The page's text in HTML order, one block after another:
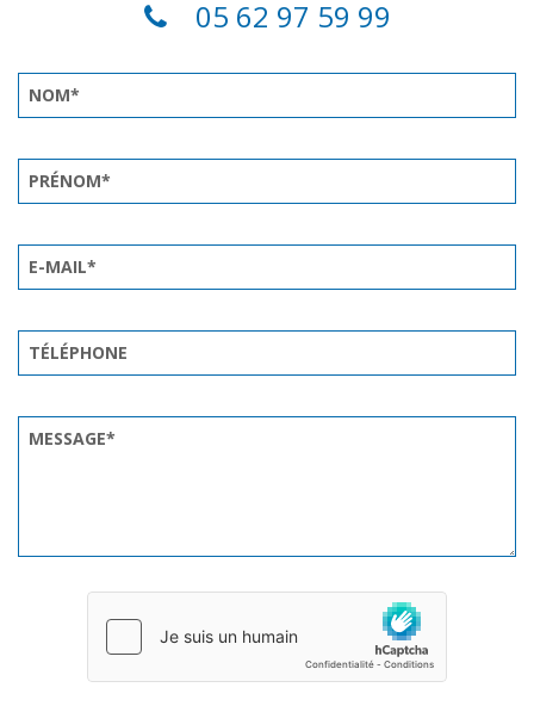
Contact
05 62 97 59 99